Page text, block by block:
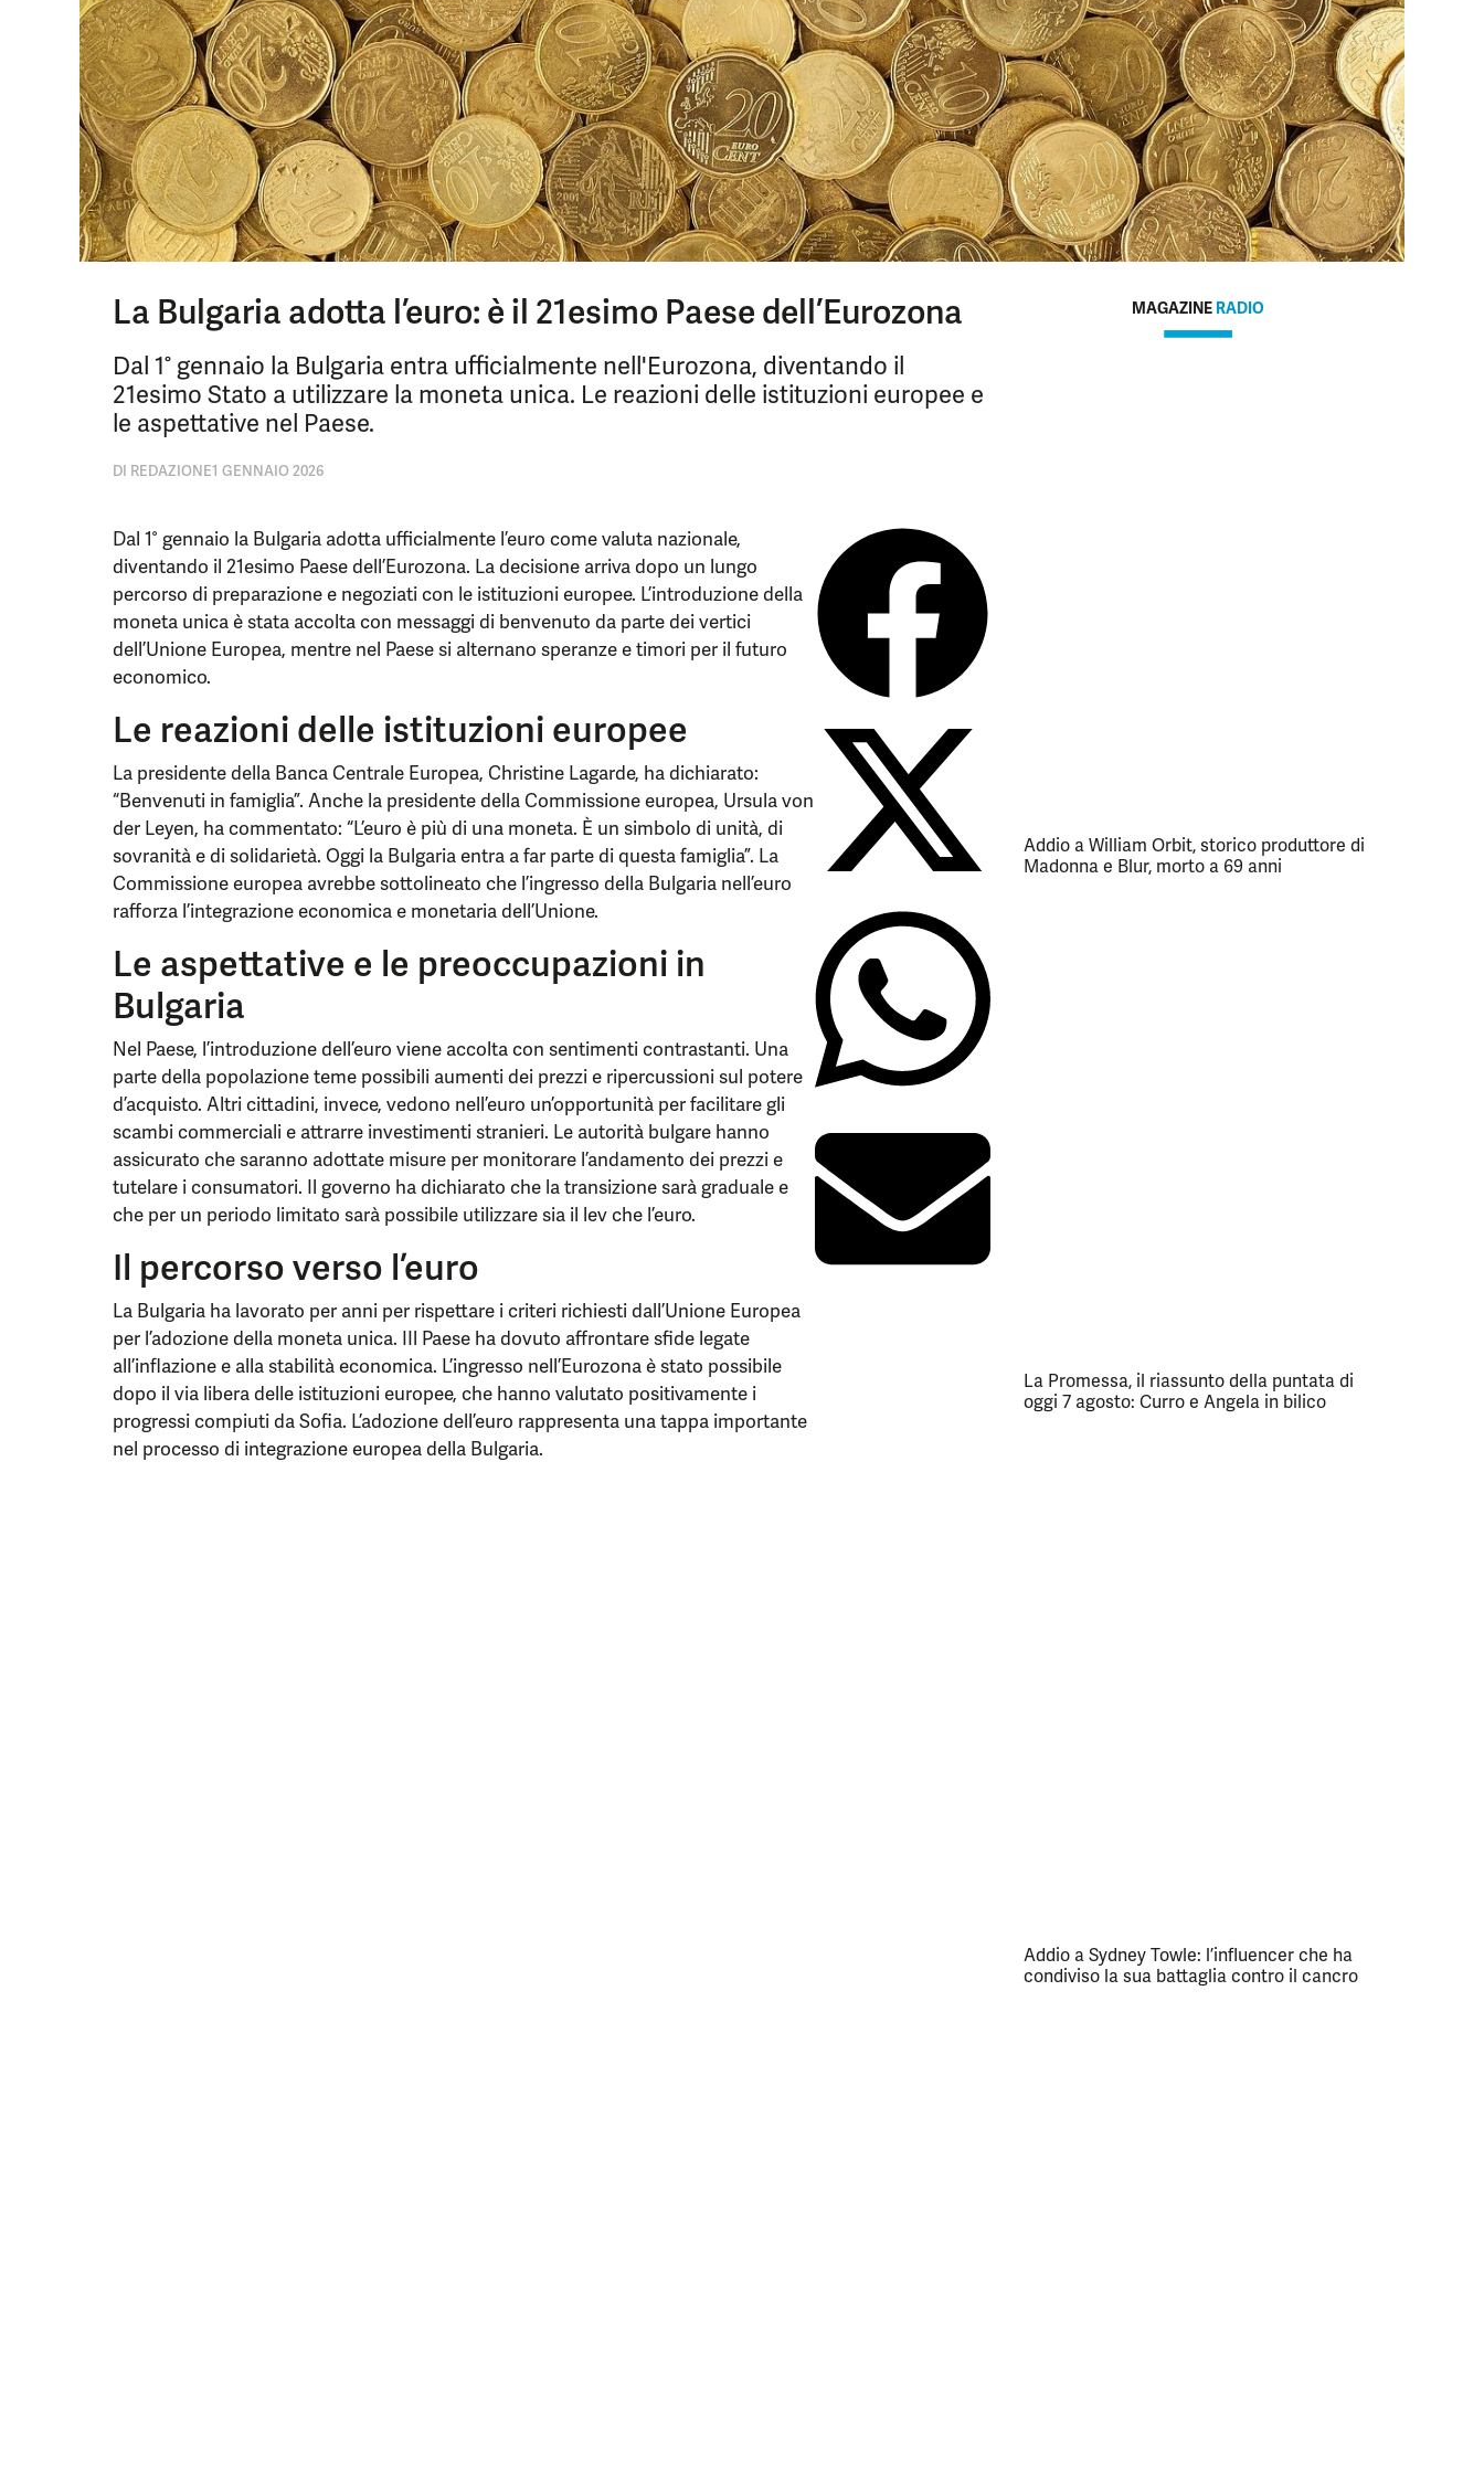
La Bulgaria adotta l’euro: è il 21esimo Paese dell’Eurozona
Dal 1° gennaio la Bulgaria entra ufficialmente nell'Eurozona, diventando il
21esimo Stato a utilizzare la moneta unica. Le reazioni delle istituzioni europee e
le aspettative nel Paese.
DI REDAZIONE1 GENNAIO 2026
Dal 1° gennaio la Bulgaria adotta ufficialmente l’euro come valuta nazionale,
diventando il 21esimo Paese dell’Eurozona. La decisione arriva dopo un lungo
percorso di preparazione e negoziati con le istituzioni europee. L’introduzione della
moneta unica è stata accolta con messaggi di benvenuto da parte dei vertici
dell’Unione Europea, mentre nel Paese si alternano speranze e timori per il futuro
economico.
Le reazioni delle istituzioni europee
La presidente della Banca Centrale Europea, Christine Lagarde, ha dichiarato:
“Benvenuti in famiglia”. Anche la presidente della Commissione europea, Ursula von
der Leyen, ha commentato: “L’euro è più di una moneta. È un simbolo di unità, di
sovranità e di solidarietà. Oggi la Bulgaria entra a far parte di questa famiglia”. La
Commissione europea avrebbe sottolineato che l’ingresso della Bulgaria nell’euro
rafforza l’integrazione economica e monetaria dell’Unione.
Le aspettative e le preoccupazioni in
Bulgaria
Nel Paese, l’introduzione dell’euro viene accolta con sentimenti contrastanti. Una
parte della popolazione teme possibili aumenti dei prezzi e ripercussioni sul potere
d’acquisto. Altri cittadini, invece, vedono nell’euro un’opportunità per facilitare gli
scambi commerciali e attrarre investimenti stranieri. Le autorità bulgare hanno
assicurato che saranno adottate misure per monitorare l’andamento dei prezzi e
tutelare i consumatori. Il governo ha dichiarato che la transizione sarà graduale e
che per un periodo limitato sarà possibile utilizzare sia il lev che l’euro.
Il percorso verso l’euro
La Bulgaria ha lavorato per anni per rispettare i criteri richiesti dall’Unione Europea
per l’adozione della moneta unica. IIl Paese ha dovuto affrontare sfide legate
all’inflazione e alla stabilità economica. L’ingresso nell’Eurozona è stato possibile
dopo il via libera delle istituzioni europee, che hanno valutato positivamente i
progressi compiuti da Sofia. L’adozione dell’euro rappresenta una tappa importante
nel processo di integrazione europea della Bulgaria.
MAGAZINE RADIO
Addio a William Orbit, storico produttore di
Madonna e Blur, morto a 69 anni
La Promessa, il riassunto della puntata di
oggi 7 agosto: Curro e Angela in bilico
Addio a Sydney Towle: l’influencer che ha
condiviso la sua battaglia contro il cancro